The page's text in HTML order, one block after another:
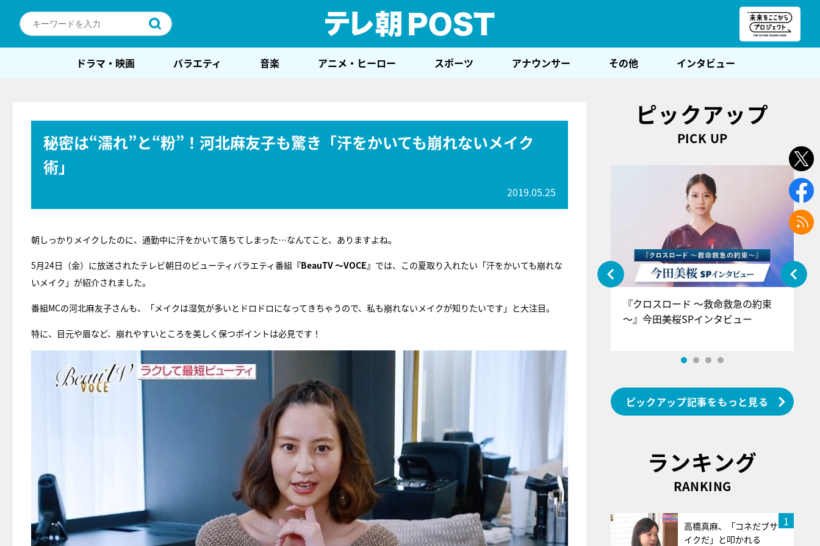
ドラマ・映画 バラエティ 音楽 アニメ・ヒーロー スポーツ アナウンサー その他 インタビュー
秘密は“濡れ”と“粉”！河北麻友子も驚き「汗をかいても崩れないメイク
術」
2019.05.25
朝しっかりメイクしたのに、通勤中に汗をかいて落ちてしまった…なんてこと、ありますよね。
5月24日（金）に放送されたテレビ朝日のビューティバラエティ番組 『BeauTV ～VOCE』 では、この夏取り入れたい「汗をかいても崩れな
いメイク」が紹介されました。
番組MCの河北麻友子さんも、「メイクは湿気が多いとドロドロになってきちゃうので、私も崩れないメイクが知りたいです」と大注目。
特に、目元や眉など、崩れやすいところを美しく保つポイントは必見です！
ピックアップ
PICK UP
『アイ＝ラブ！げーみんぐ』＝LOV
『クロスロード ～救命救急の約束
～』今田美桜SPインタビュー
ピックアップ記事をもっと見る
ランキング
RANKING
1
高橋真麻、「コネだブサ
イクだ」と叩かれる